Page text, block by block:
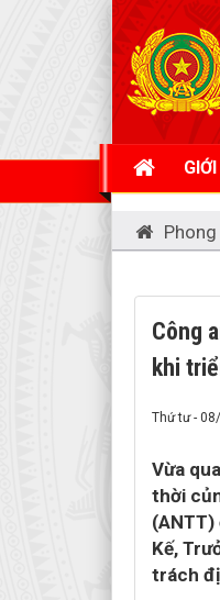
Công
khi
Thứ tư -
Vừa
thời
Kế,
trách